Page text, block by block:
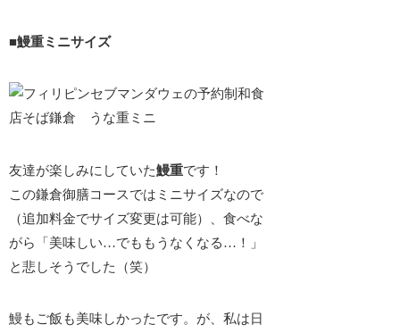
■鰻重ミニサイズ
友達が楽しみにしていた鰻重です！
この鎌倉御膳コースではミニサイズなので
（追加料金でサイズ変更は可能）、食べな
がら「美味しい…でももうなくなる…！」
と悲しそうでした（笑）
鰻もご飯も美味しかったです。が、私は日